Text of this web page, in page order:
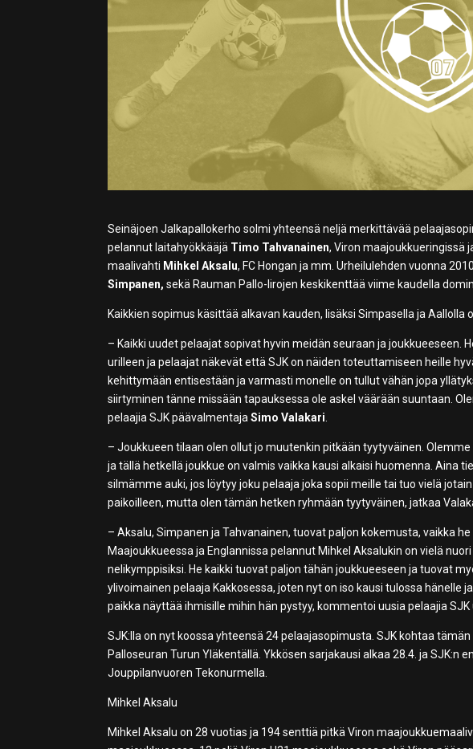
Seinäjoen Jalkapallokerho solmi yhteensä neljä merkittävää
pelannut laitahyökkääjä Timo Tahvanainen, Viron maajoukkueringissä
maalivahti Mihkel Aksalu, FC Hongan ja mm. Urheilulehden vuonna
Simpanen, sekä Rauman Pallo-Iirojen keskikenttää viime kaudella
Kaikkien sopimus käsittää alkavan kauden, lisäksi Simpasella ja
– Kaikki uudet pelaajat sopivat hyvin meidän seuraan ja joukkueeseen.
urilleen ja pelaajat näkevät että SJK on näiden toteuttamiseen heille
kehittymään entisestään ja varmasti monelle on tullut vähän jopa
siirtyminen tänne missään tapauksessa ole askel väärään suuntaan.
pelaajia SJK päävalmentajaSimo Valakari.
– Joukkueen tilaan olen ollut jo muutenkin pitkään tyytyväinen.
ja tällä hetkellä joukkue on valmis vaikka kausi alkaisi huomenna. Aina
silmämme auki, jos löytyy joku pelaaja joka sopii meille tai tuo vielä
paikoilleen, mutta olen tämän hetken ryhmään tyytyväinen, jatkaa
– Aksalu, Simpanen ja Tahvanainen, tuovat paljon kokemusta, vaikka
Maajoukkueessa ja Englannissa pelannut Mihkel Aksalukin on vielä
nelikymppisiksi. He kaikki tuovat paljon tähän joukkueeseen ja tuovat
ylivoimainen pelaaja Kakkosessa, joten nyt on iso kausi tulossa hänelle
paikka näyttää ihmisille mihin hän pystyy, kommentoi uusia pelaajia
SJK:lla on nyt koossa yhteensä 24 pelaajasopimusta. SJK kohtaa
Palloseuran Turun Yläkentällä. Ykkösen sarjakausi alkaa 28.4. ja SJK:n
Jouppilanvuoren Tekonurmella.
Mihkel Aksalu
Mihkel Aksalu on 28 vuotias ja 194 senttiä pitkä Viron